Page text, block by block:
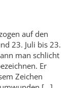
auf den
23. Juli bis 23.
man schlicht
Er
Zeichen